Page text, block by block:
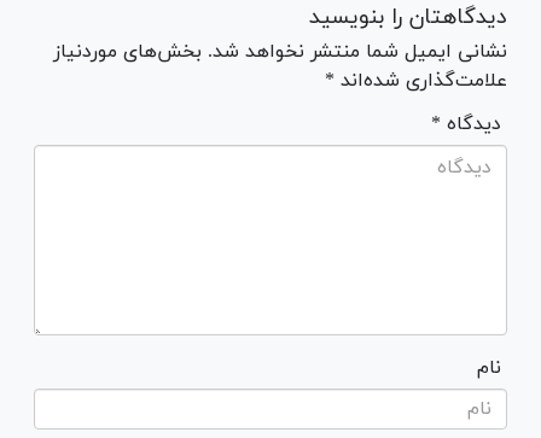
دیدگاهتان را بنویسید
نشانی ایمیل شما منتشر نخواهد شد. بخش‌های موردنیاز
علامت‌گذاری شده‌اند *
* دیدگاه
نام